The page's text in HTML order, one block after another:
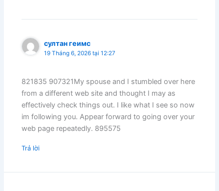
султан геимс
19 Tháng 6, 2026 tại 12:27
821835 907321My spouse and I stumbled over here
from a different web site and thought I may as
effectively check things out. I like what I see so now
im following you. Appear forward to going over your
web page repeatedly. 895575
Trả lời